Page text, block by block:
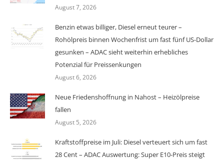
August 7, 2026
Benzin etwas billiger, Diesel erneut teurer –
Rohölpreis binnen Wochenfrist um fast fünf US-Dollar
gesunken – ADAC sieht weiterhin erhebliches
Potenzial für Preissenkungen
August 6, 2026
Neue Friedenshoffnung in Nahost – Heizölpreise
fallen
August 5, 2026
Kraftstoffpreise im Juli: Diesel verteuert sich um fast
28 Cent – ADAC Auswertung: Super E10-Preis steigt